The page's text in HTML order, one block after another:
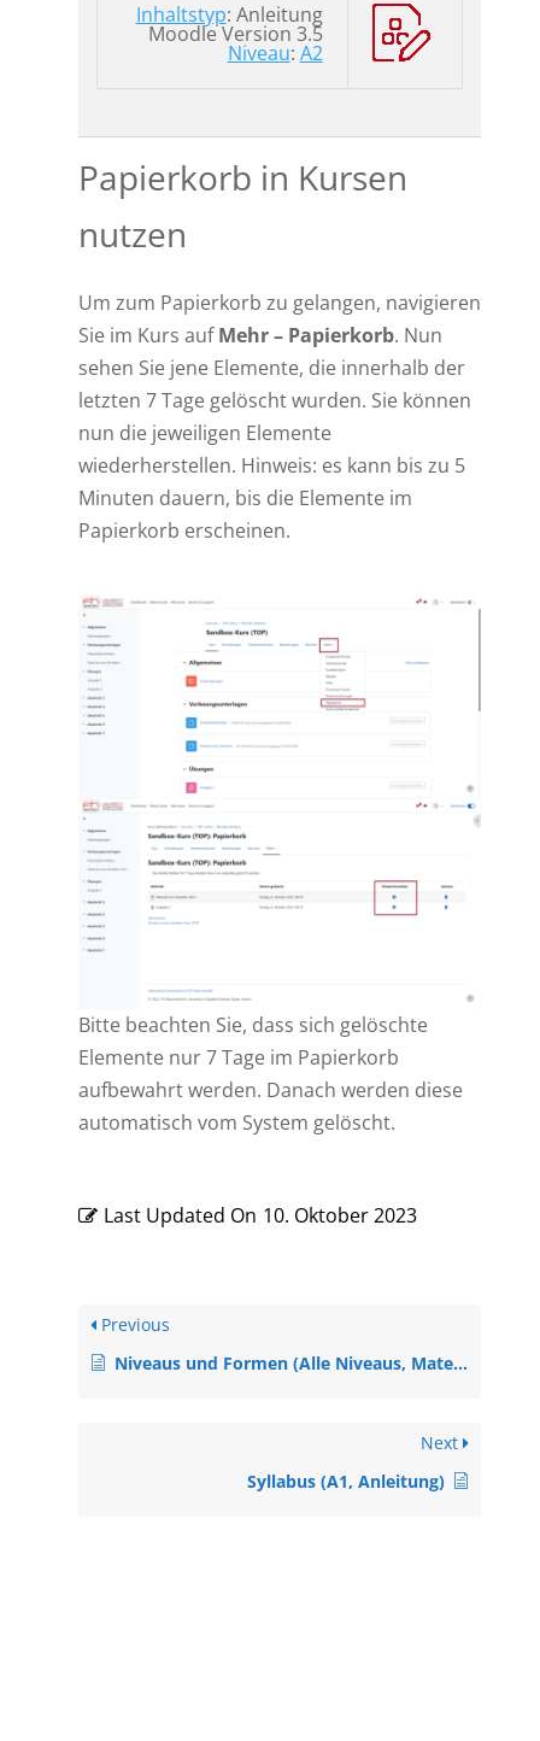
Inhaltstyp: Anleitung
Moodle Version 3.5
Niveau: A2
Papierkorb in Kursen
nutzen
Um zum Papierkorb zu gelangen, navigieren
Sie im Kurs aufMehr – Papierkorb. Nun
sehen Sie jene Elemente, die innerhalb der
letzten 7 Tage gelöscht wurden. Sie können
nun die jeweiligen Elemente
wiederherstellen. Hinweis: es kann bis zu 5
Minuten dauern, bis die Elemente im
Papierkorb erscheinen.
Bitte beachten Sie, dass sich gelöschte
Elemente nur 7 Tage im Papierkorb
aufbewahrt werden. Danach werden diese
automatisch vom System gelöscht.
Last Updated On 10. Oktober 2023
Previous
Niveaus und Formen (Alle Niveaus, Material)
Next
Syllabus (A1, Anleitung)